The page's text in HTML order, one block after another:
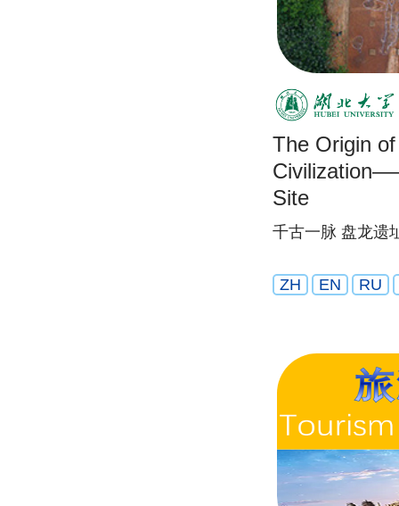
The Origin
Site
千古一脉 盘龙遗
ZH EN RU